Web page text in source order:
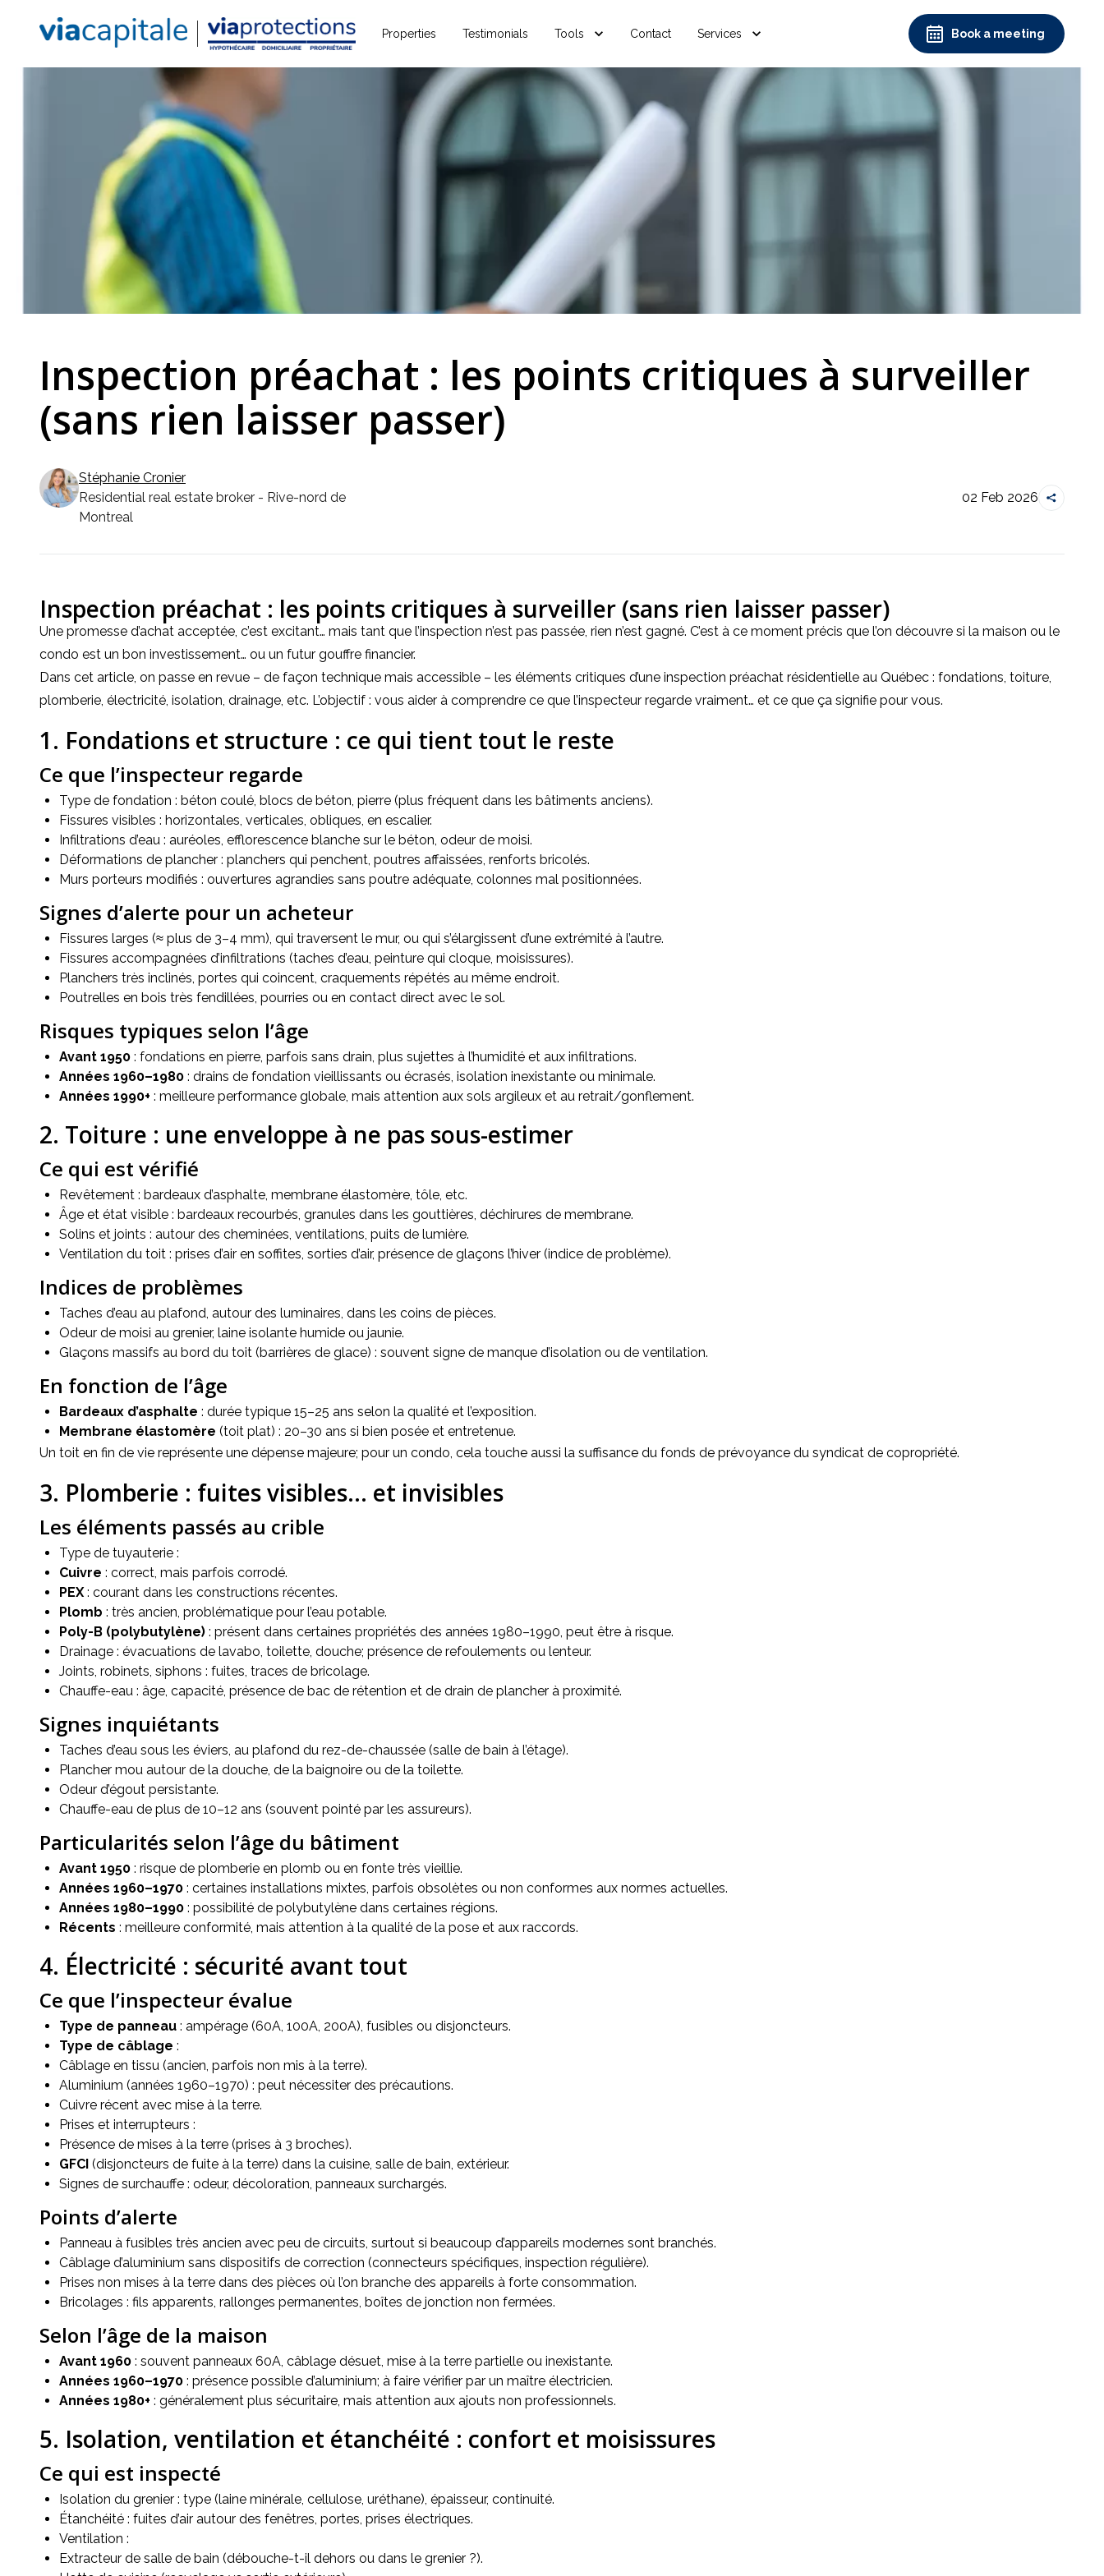
Properties Testimonials Tools Contact Services Book a meeting
Inspection préachat : les points critiques à surveiller
(sans rien laisser passer)
Stéphanie Cronier
Residential real estate broker - Rive-nord de
Montreal
02 Feb 2026
Inspection préachat : les points critiques à surveiller (sans rien laisser passer)
Une promesse d’achat acceptée, c’est excitant… mais tant que l’inspection n’est pas passée, rien n’est gagné. C’est à ce moment précis que l’on découvre si la maison ou le
condo est un bon investissement… ou un futur gouffre financier.
Dans cet article, on passe en revue – de façon technique mais accessible – les éléments critiques d’une inspection préachat résidentielle au Québec : fondations, toiture,
plomberie, électricité, isolation, drainage, etc. L’objectif : vous aider à comprendre ce que l’inspecteur regarde vraiment… et ce que ça signifie pour vous.
1. Fondations et structure : ce qui tient tout le reste
Ce que l’inspecteur regarde
Type de fondation : béton coulé, blocs de béton, pierre (plus fréquent dans les bâtiments anciens).
Fissures visibles : horizontales, verticales, obliques, en escalier.
Infiltrations d’eau : auréoles, efflorescence blanche sur le béton, odeur de moisi.
Déformations de plancher : planchers qui penchent, poutres affaissées, renforts bricolés.
Murs porteurs modifiés : ouvertures agrandies sans poutre adéquate, colonnes mal positionnées.
Signes d’alerte pour un acheteur
Fissures larges (≈ plus de 3–4 mm), qui traversent le mur, ou qui s’élargissent d’une extrémité à l’autre.
Fissures accompagnées d’infiltrations (taches d’eau, peinture qui cloque, moisissures).
Planchers très inclinés, portes qui coincent, craquements répétés au même endroit.
Poutrelles en bois très fendillées, pourries ou en contact direct avec le sol.
Risques typiques selon l’âge
Avant 1950 : fondations en pierre, parfois sans drain, plus sujettes à l’humidité et aux infiltrations.
Années 1960–1980 : drains de fondation vieillissants ou écrasés, isolation inexistante ou minimale.
Années 1990+ : meilleure performance globale, mais attention aux sols argileux et au retrait/gonflement.
2. Toiture : une enveloppe à ne pas sous-estimer
Ce qui est vérifié
Revêtement : bardeaux d’asphalte, membrane élastomère, tôle, etc.
Âge et état visible : bardeaux recourbés, granules dans les gouttières, déchirures de membrane.
Solins et joints : autour des cheminées, ventilations, puits de lumière.
Ventilation du toit : prises d’air en soffites, sorties d’air, présence de glaçons l’hiver (indice de problème).
Indices de problèmes
Taches d’eau au plafond, autour des luminaires, dans les coins de pièces.
Odeur de moisi au grenier, laine isolante humide ou jaunie.
Glaçons massifs au bord du toit (barrières de glace) : souvent signe de manque d’isolation ou de ventilation.
En fonction de l’âge
Bardeaux d’asphalte : durée typique 15–25 ans selon la qualité et l’exposition.
Membrane élastomère (toit plat) : 20–30 ans si bien posée et entretenue.
Un toit en fin de vie représente une dépense majeure; pour un condo, cela touche aussi la suffisance du fonds de prévoyance du syndicat de copropriété.
3. Plomberie : fuites visibles… et invisibles
Les éléments passés au crible
Type de tuyauterie :
Cuivre : correct, mais parfois corrodé.
PEX: courant dans les constructions récentes.
Plomb : très ancien, problématique pour l’eau potable.
Poly-B (polybutylène) : présent dans certaines propriétés des années 1980–1990, peut être à risque.
Drainage : évacuations de lavabo, toilette, douche; présence de refoulements ou lenteur.
Joints, robinets, siphons : fuites, traces de bricolage.
Chauffe-eau : âge, capacité, présence de bac de rétention et de drain de plancher à proximité.
Signes inquiétants
Taches d’eau sous les éviers, au plafond du rez-de-chaussée (salle de bain à l’étage).
Plancher mou autour de la douche, de la baignoire ou de la toilette.
Odeur d’égout persistante.
Chauffe-eau de plus de 10–12 ans (souvent pointé par les assureurs).
Particularités selon l’âge du bâtiment
Avant 1950 : risque de plomberie en plomb ou en fonte très vieillie.
Années 1960–1970 : certaines installations mixtes, parfois obsolètes ou non conformes aux normes actuelles.
Années 1980–1990 : possibilité de polybutylène dans certaines régions.
Récents : meilleure conformité, mais attention à la qualité de la pose et aux raccords.
4. Électricité : sécurité avant tout
Ce que l’inspecteur évalue
Type de panneau : ampérage (60A, 100A, 200A), fusibles ou disjoncteurs.
Type de câblage :
Câblage en tissu (ancien, parfois non mis à la terre).
Aluminium (années 1960–1970) : peut nécessiter des précautions.
Cuivre récent avec mise à la terre.
Prises et interrupteurs :
Présence de mises à la terre (prises à 3 broches).
GFCI (disjoncteurs de fuite à la terre) dans la cuisine, salle de bain, extérieur.
Signes de surchauffe : odeur, décoloration, panneaux surchargés.
Points d’alerte
Panneau à fusibles très ancien avec peu de circuits, surtout si beaucoup d’appareils modernes sont branchés.
Câblage d’aluminium sans dispositifs de correction (connecteurs spécifiques, inspection régulière).
Prises non mises à la terre dans des pièces où l’on branche des appareils à forte consommation.
Bricolages : fils apparents, rallonges permanentes, boîtes de jonction non fermées.
Selon l’âge de la maison
Avant 1960 : souvent panneaux 60A, câblage désuet, mise à la terre partielle ou inexistante.
Années 1960–1970 : présence possible d’aluminium; à faire vérifier par un maître électricien.
Années 1980+ : généralement plus sécuritaire, mais attention aux ajouts non professionnels.
5. Isolation, ventilation et étanchéité : confort et moisissures
Ce qui est inspecté
Isolation du grenier : type (laine minérale, cellulose, uréthane), épaisseur, continuité.
Étanchéité : fuites d’air autour des fenêtres, portes, prises électriques.
Ventilation :
Extracteur de salle de bain (débouche-t-il dehors ou dans le grenier ?).